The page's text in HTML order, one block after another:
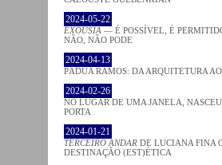
2024-05-22
EXOUSIA — É POSSÍVEL, É
NÃO, NÃO PODE
2024-04-13
PÁDUA RAMOS: DA ARQUITETURA
2024-02-26
NO LUGAR DE UMA JANELA,
PORTA
2024-01-21
TERCEIRO ANDAR DE LUCIANA FINA
DESTINAÇÃO (EST)ÉTICA